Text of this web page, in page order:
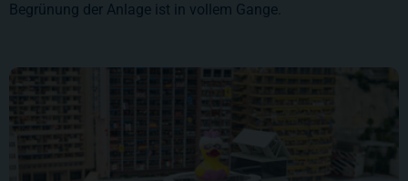
Begrünung der Anlage ist in vollem Gange.